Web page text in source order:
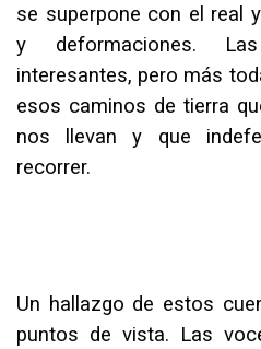
se superpone con el real
y deformaciones.
interesantes, pero más
esos caminos de tierra
nos llevan y que
recorrer.
Un hallazgo de estos
puntos de vista. Las